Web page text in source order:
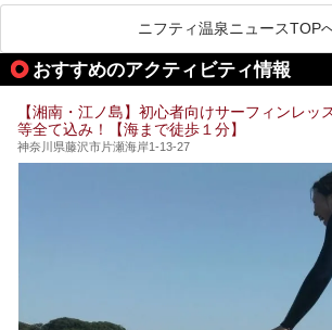
提供元：株式会社西武・プリンスホ
【PR】
この記事はザ・プリンス 箱根芦ノ
が楽しめるまさに眺望自慢の日帰り
そしてここは全24室の「箱根 芦ノ
して宿泊もできます。宿泊者は「龍
加えて、朝6時からの宿泊者専用時
のお風呂が利用できます。
今回は日帰り温泉としての「絶景日
（以下、龍宮殿本館）」と、旅館と
蛸川温泉 龍宮殿（以下、龍宮殿）」
りお伝えします！
ここは箱根神社、九頭龍神社、白龍
4つの神社に囲まれたパワースポッ
提供元：株式会社西武・プリンスホ
この記事は箱根 芦ノ湖畔蛸川温泉
ニフティ温泉ニュースTOP
おすすめのアクティビティ情報
【湘南・江ノ島】初心者向けサーフィンレッ
等全て込み！【海まで徒歩１分】
神奈川県藤沢市片瀬海岸1-13-27